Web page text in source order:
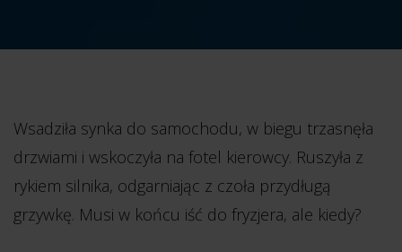
Wsadziła synka do samochodu, w biegu trzasnęła
drzwiami i wskoczyła na fotel kierowcy. Ruszyła z
rykiem silnika, odgarniając z czoła przydługą
grzywkę. Musi w końcu iść do fryzjera, ale kiedy?